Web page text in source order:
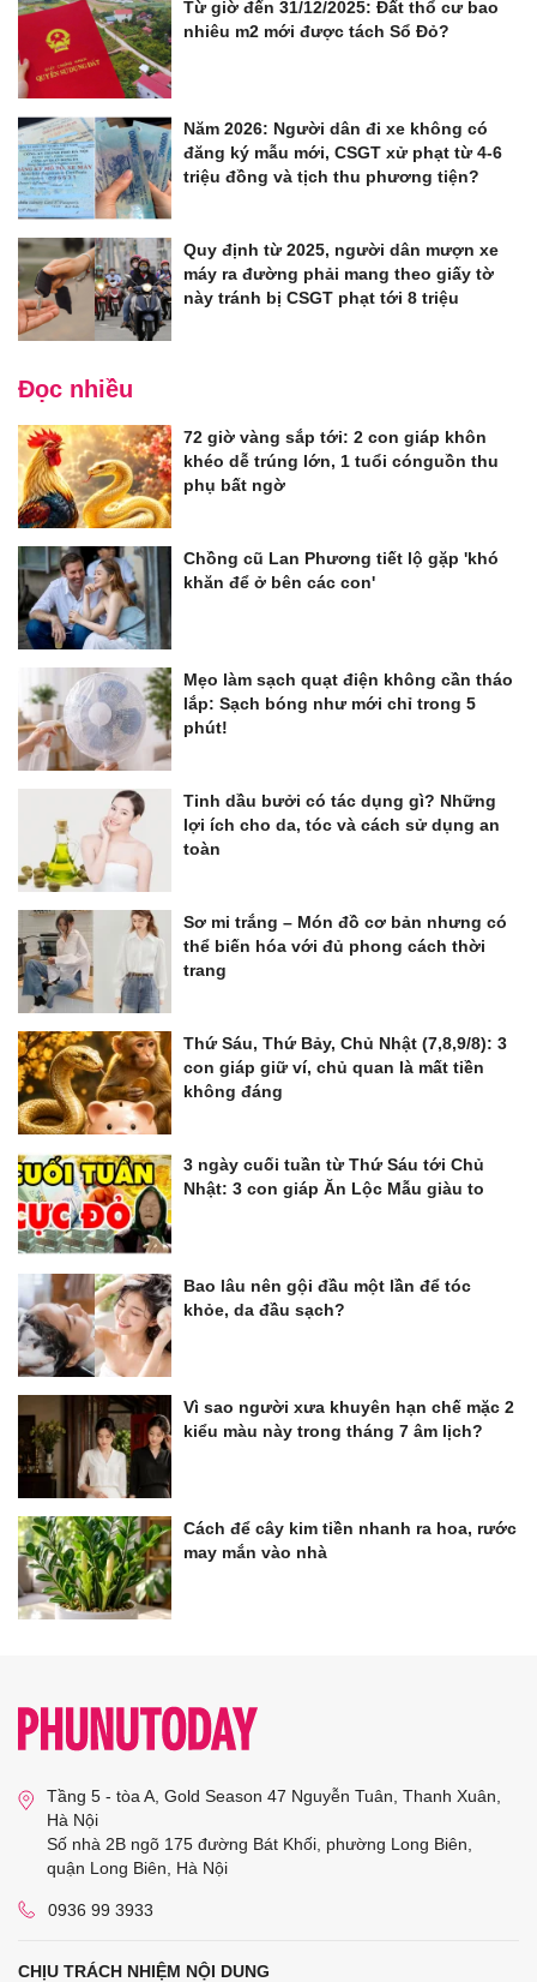
Từ giờ đến 31/12/2025: Đất thổ cư bao
nhiêu m2 mới được tách Sổ Đỏ?
Năm 2026: Người dân đi xe không có
đăng ký mẫu mới, CSGT xử phạt từ 4-6
triệu đồng và tịch thu phương tiện?
Quy định từ 2025, người dân mượn xe
máy ra đường phải mang theo giấy tờ
này tránh bị CSGT phạt tới 8 triệu
Đọc nhiều
72 giờ vàng sắp tới: 2 con giáp khôn
khéo dễ trúng lớn, 1 tuổi cónguồn thu
phụ bất ngờ
Chồng cũ Lan Phương tiết lộ gặp 'khó
khăn để ở bên các con'
Mẹo làm sạch quạt điện không cần tháo
lắp: Sạch bóng như mới chỉ trong 5
phút!
Tinh dầu bưởi có tác dụng gì? Những
lợi ích cho da, tóc và cách sử dụng an
toàn
Sơ mi trắng – Món đồ cơ bản nhưng có
thể biến hóa với đủ phong cách thời
trang
Thứ Sáu, Thứ Bảy, Chủ Nhật (7,8,9/8): 3
con giáp giữ ví, chủ quan là mất tiền
không đáng
3 ngày cuối tuần từ Thứ Sáu tới Chủ
Nhật: 3 con giáp Ăn Lộc Mẫu giàu to
Bao lâu nên gội đầu một lần để tóc
khỏe, da đầu sạch?
Vì sao người xưa khuyên hạn chế mặc 2
kiểu màu này trong tháng 7 âm lịch?
Cách để cây kim tiền nhanh ra hoa, rước
may mắn vào nhà
Tầng 5 - tòa A, Gold Season 47 Nguyễn Tuân, Thanh Xuân,
Hà Nội
Số nhà 2B ngõ 175 đường Bát Khối, phường Long Biên,
quận Long Biên, Hà Nội
0936 99 3933
CHỊU TRÁCH NHIỆM NỘI DUNG